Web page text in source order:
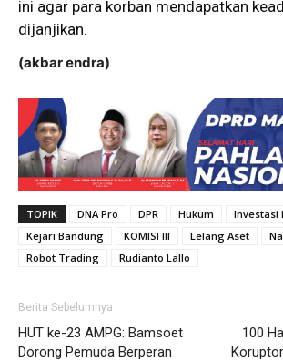
ini agar para korban mendapatkan
dijanjikan.
(akbar endra)
TOPIK DNA Pro DPR Hukum
Investasi
Kejari Bandung
KOMISI III Lelang Aset
Robot Trading
Rudianto Lallo
Berita Sebelumnya
HUT ke-23 AMPG: Bamsoet
Dorong Pemuda Berperan
100